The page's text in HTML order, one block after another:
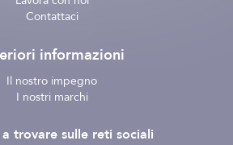
Contattaci
informazioni
Il nostro impegno
I nostri marchi
trovare sulle reti sociali